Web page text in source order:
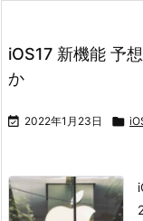
iOS17 新機能 予
か
 2022年1月23日 